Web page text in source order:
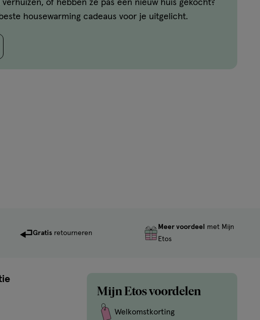
of hebben ze pas een nieuw huis gekocht?
housewarming cadeaus voor je uitgelicht.
Gratis retourneren
Meer voordeel
met Mijn
Etos
Mijn Etos voordelen
Welkomstkorting